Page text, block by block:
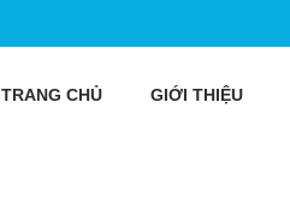
TRANG CHỦ GIỚI THIỆU